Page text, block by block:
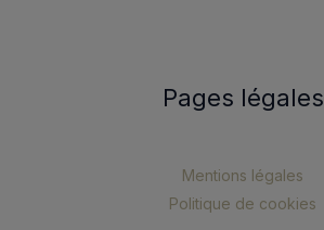
Pages légales
Mentions légales
Politique de cookies